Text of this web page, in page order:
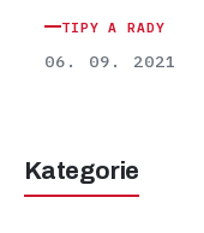
TIPY A RADY
06. 09. 2021
Kategorie